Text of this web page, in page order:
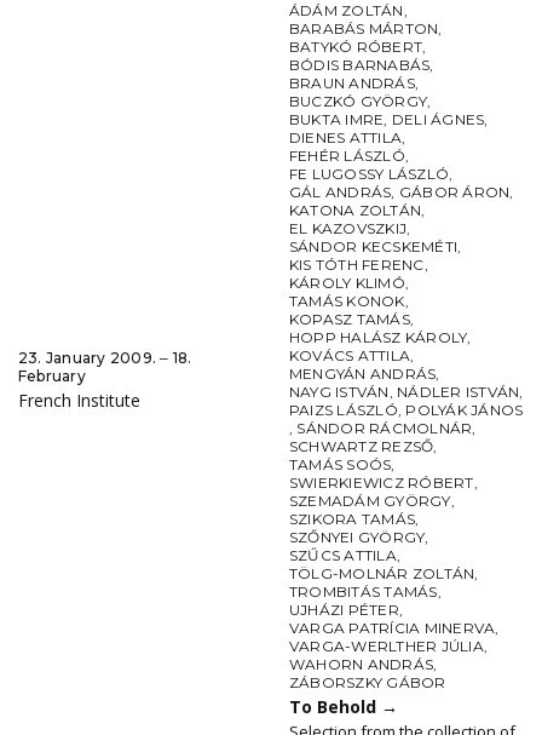
23. January 2009. ‒ 18.
February
French Institute
ÁDÁM ZOLTÁN,
BARABÁS MÁRTON,
BATYKÓ RÓBERT,
BÓDIS BARNABÁS,
BRAUN ANDRÁS,
BUCZKÓ GYÖRGY,
BUKTA IMRE, DELI ÁGNES,
DIENES ATTILA,
FEHÉR LÁSZLÓ,
FE LUGOSSY LÁSZLÓ,
GÁL ANDRÁS, GÁBOR ÁRON,
KATONA ZOLTÁN,
EL KAZOVSZKIJ,
SÁNDOR KECSKEMÉTI,
KIS TÓTH FERENC,
KÁROLY KLIMÓ,
TAMÁS KONOK,
KOPASZ TAMÁS,
HOPP HALÁSZ KÁROLY,
KOVÁCS ATTILA,
MENGYÁN ANDRÁS,
NAYG ISTVÁN, NÁDLER ISTVÁN,
PAIZS LÁSZLÓ, POLYÁK JÁNOS
, SÁNDOR RÁCMOLNÁR,
SCHWARTZ REZSŐ,
TAMÁS SOÓS,
SWIERKIEWICZ RÓBERT,
SZEMADÁM GYÖRGY,
SZIKORA TAMÁS,
SZŐNYEI GYÖRGY,
SZŰCS ATTILA,
TÖLG-MOLNÁR ZOLTÁN,
TROMBITÁS TAMÁS,
UJHÁZI PÉTER,
VARGA PATRÍCIA MINERVA,
VARGA-WERLTHER JÚLIA,
WAHORN ANDRÁS,
ZÁBORSZKY GÁBOR
To Behold →